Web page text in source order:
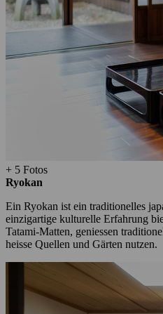
+ 5 Fotos
Ryokan
Ein Ryokan ist ein traditionelles
einzigartige kulturelle Erfahrung
Tatami-Matten, geniessen
heisse Quellen und Gärten nutzen.